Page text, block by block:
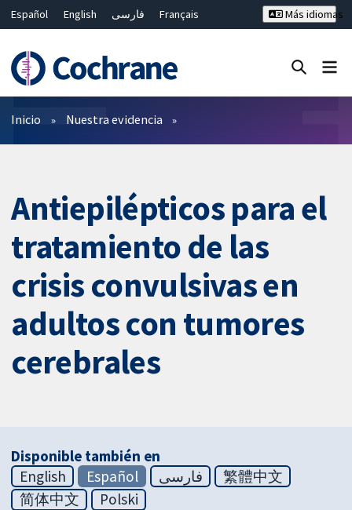
Español English فارسی
Français
Bahasa Malaysia
ไทย 繁體中文
Más idiomas
Filtros
Inicio Nuestra evidencia
Antiepilépticos para el
tratamiento de las
crisis convulsivas en
adultos con tumores
cerebrales
Disponible también en
English
Español فارسی
繁體中文
简体中文
Polski